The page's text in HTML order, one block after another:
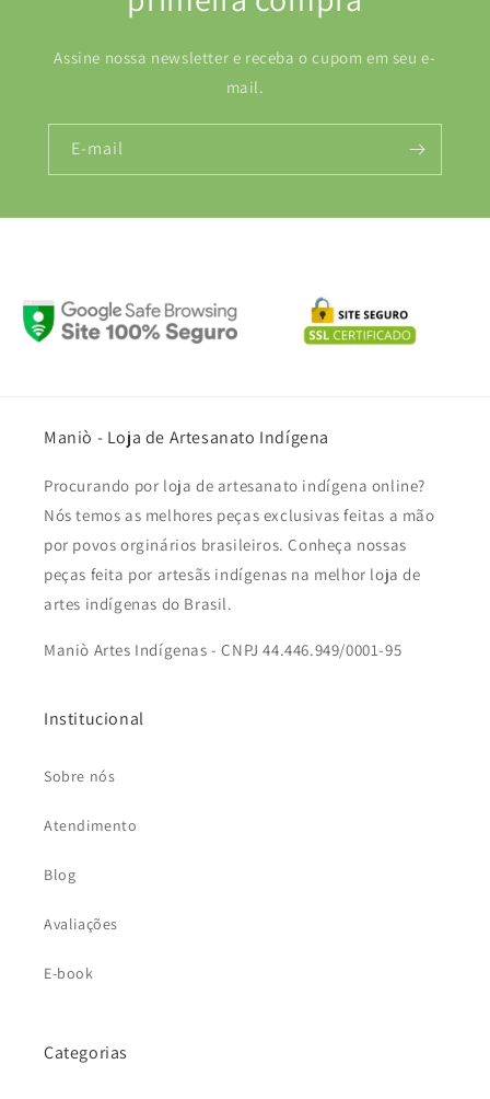
Assine nossa newsletter e receba o cupom em seu e-
mail.
E-mail
Maniò - Loja de Artesanato Indígena
Procurando por loja de artesanato indígena online?
Nós temos as melhores peças exclusivas feitas a mão
por povos orginários brasileiros. Conheça nossas
peças feita por artesãs indígenas na melhor loja de
artes indígenas do Brasil.
Maniò Artes Indígenas - CNPJ 44.446.949/0001-95
Institucional
Sobre nós
Atendimento
Blog
Avaliações
E-book
Categorias